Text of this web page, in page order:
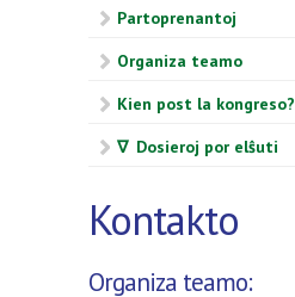
Partoprenantoj
Organiza teamo
Kien post la kongreso?
∇ Dosieroj por elŝuti
Kontakto
Organiza teamo: